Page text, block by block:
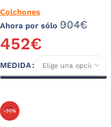
Colchones
Ahora por sólo 904€
452€
MEDIDA
-50%